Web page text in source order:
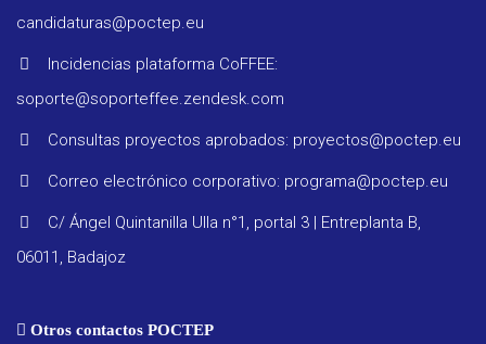
candidaturas@poctep.eu
Incidencias plataforma CoFFEE:
soporte@soporteffee.zendesk.com
Consultas proyectos aprobados: proyectos@poctep.eu
Correo electrónico corporativo: programa@poctep.eu
C/ Ángel Quintanilla Ulla n°1, portal 3 | Entreplanta B,
06011, Badajoz
Otros contactos POCTEP